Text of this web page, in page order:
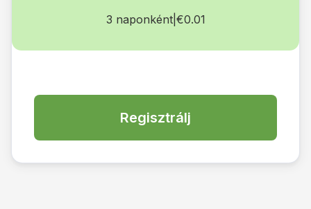
3 naponként| €0.01
Regisztrálj